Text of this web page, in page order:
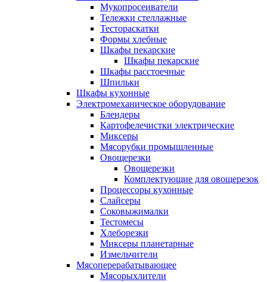
Мукопросеиватели
Тележки стеллажные
Тестораскатки
Формы хлебные
Шкафы пекарские
Шкафы пекарские
Шкафы расстоечные
Шпильки
Шкафы кухонные
Электромеханическое оборудование
Блендеры
Картофелечистки электрические
Миксеры
Мясорубки промышленные
Овощерезки
Овощерезки
Комплектующие для овощерезок
Процессоры кухонные
Слайсеры
Соковыжималки
Тестомесы
Хлеборезки
Миксеры планетарные
Измельчители
Мясоперерабатывающее
Мясорыхлители